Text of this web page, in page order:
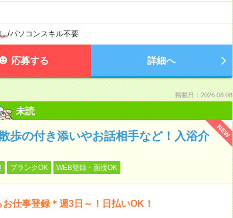
/パソコンスキル不要
応募する 詳細へ
掲載日：2026.08.08
未読
NEW
歩の付き添いやお話相手など！入浴介
ブランクOK WEB登録・面接OK
仕事登録＊週3日～！日払いOK！